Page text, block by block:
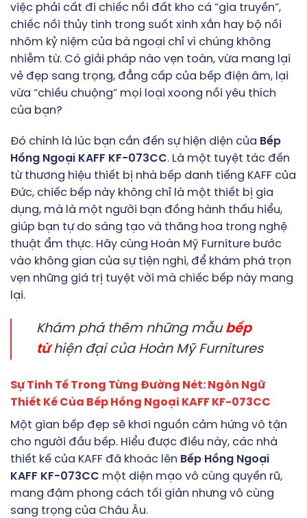
việc phải cất đi chiếc nồi đất kho cá “gia truyền”,
chiếc nồi thủy tinh trong suốt xinh xắn hay bộ nồi
nhôm kỷ niệm của bà ngoại chỉ vì chúng không
nhiễm từ. Có giải pháp nào vẹn toàn, vừa mang lại
vẻ đẹp sang trọng, đẳng cấp của bếp điện âm, lại
vừa “chiều chuộng” mọi loại xoong nồi yêu thích
của bạn?
Đó chính là lúc bạn cần đến sự hiện diện của Bếp
Hồng Ngoại KAFF KF-073CC. Là một tuyệt tác đến
từ thương hiệu thiết bị nhà bếp danh tiếng KAFF của
Đức, chiếc bếp này không chỉ là một thiết bị gia
dụng, mà là một người bạn đồng hành thấu hiểu,
giúp bạn tự do sáng tạo và thăng hoa trong nghệ
thuật ẩm thực. Hãy cùng Hoàn Mỹ Furniture bước
vào không gian của sự tiện nghi, để khám phá trọn
vẹn những giá trị tuyệt vời mà chiếc bếp này mang
lại.
Khám phá thêm những mẫu bếp
từhiện đại của Hoàn Mỹ Furnitures
Sự Tinh Tế Trong Từng Đường Nét: Ngôn Ngữ
Thiết Kế Của Bếp Hồng Ngoại KAFF KF-073CC
Một gian bếp đẹp sẽ khơi nguồn cảm hứng vô tận
cho người đầu bếp. Hiểu được điều này, các nhà
thiết kế của KAFF đã khoác lên Bếp Hồng Ngoại
KAFF KF-073CC một diện mạo vô cùng quyến rũ,
mang đậm phong cách tối giản nhưng vô cùng
sang trọng của Châu Âu.